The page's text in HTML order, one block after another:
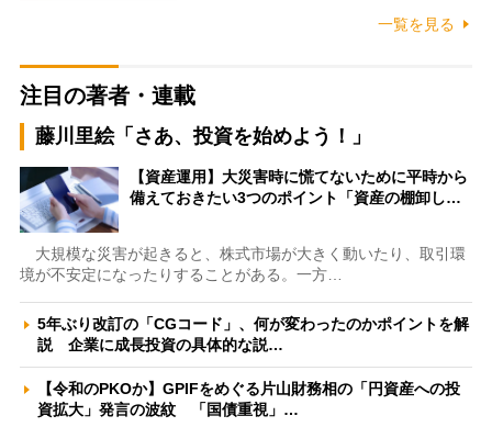
一覧を見る
注目の著者・連載
藤川里絵「さあ、投資を始めよう！」
【資産運用】大災害時に慌てないために平時から
備えておきたい3つのポイント「資産の棚卸し…
大規模な災害が起きると、株式市場が大きく動いたり、取引環
境が不安定になったりすることがある。一方…
5年ぶり改訂の「CGコード」、何が変わったのかポイントを解
説 企業に成長投資の具体的な説…
【令和のPKOか】GPIFをめぐる片山財務相の「円資産への投
資拡大」発言の波紋 「国債重視」…